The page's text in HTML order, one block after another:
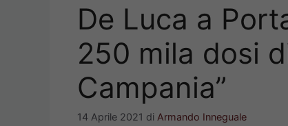
De Luca a
250 mila dosi
Campania”
14 Aprile 2021 di Armando Inneguale